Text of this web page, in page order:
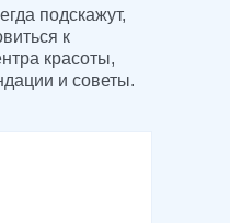
подскажут,
к
красоты,
и советы.